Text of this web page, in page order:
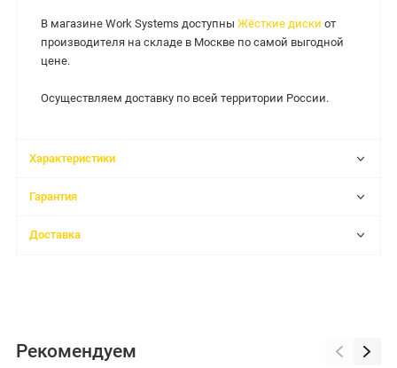
В магазине Work Systems доступны Жёсткие диски от
производителя на складе в Москве по самой выгодной
цене.
Осуществляем доставку по всей территории России.
Характеристики
Гарантия
Доставка
Рекомендуем